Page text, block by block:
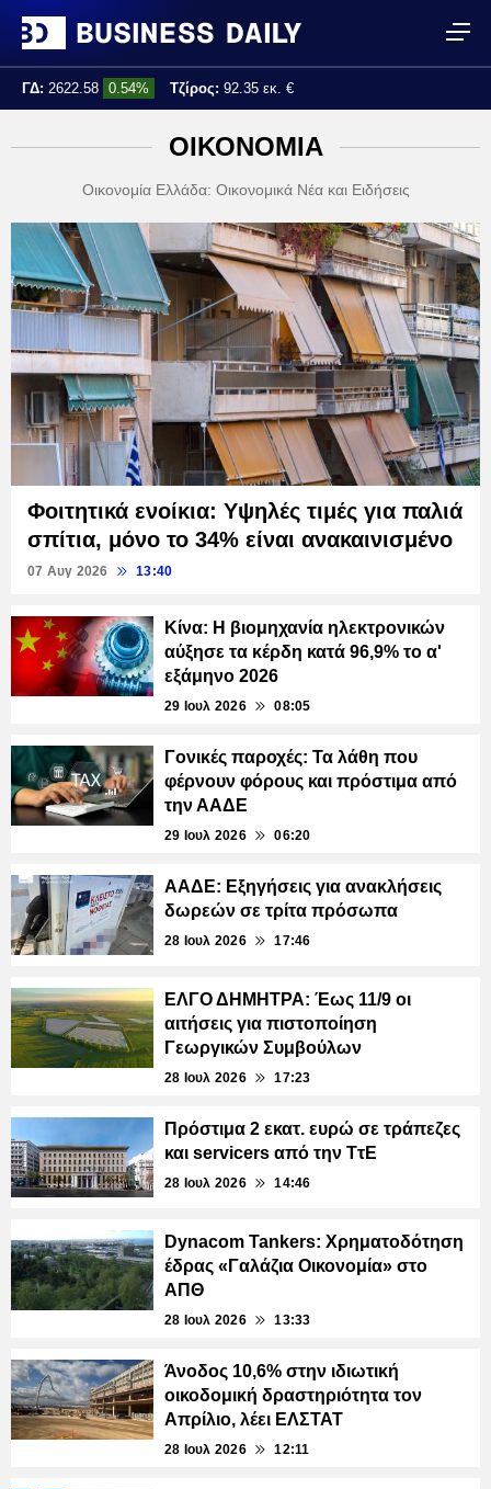
ΓΔ: 2622.58 0.54% Τζίρος: 92.35 εκ. €
ΟΙΚΟΝΟΜΙΑ
Οικονομία Ελλάδα: Οικονομικά Νέα και Ειδήσεις
Φοιτητικά ενοίκια: Υψηλές τιμές για παλιά
σπίτια, μόνο το 34% είναι ανακαινισμένο
07 Αυγ 2026 13:40
Κίνα: Η βιομηχανία ηλεκτρονικών
αύξησε τα κέρδη κατά 96,9% το α'
εξάμηνο 2026
29 Ιουλ 2026 08:05
Γονικές παροχές: Τα λάθη που
φέρνουν φόρους και πρόστιμα από
την ΑΑΔΕ
29 Ιουλ 2026 06:20
ΑΑΔΕ: Εξηγήσεις για ανακλήσεις
δωρεών σε τρίτα πρόσωπα
28 Ιουλ 2026 17:46
ΕΛΓΟ ΔΗΜΗΤΡΑ: Έως 11/9 οι
αιτήσεις για πιστοποίηση
Γεωργικών Συμβούλων
28 Ιουλ 2026 17:23
Πρόστιμα 2 εκατ. ευρώ σε τράπεζες
και servicers από την ΤτΕ
28 Ιουλ 2026 14:46
Dynacom Tankers: Χρηματοδότηση
έδρας «Γαλάζια Οικονομία» στο
ΑΠΘ
28 Ιουλ 2026 13:33
Άνοδος 10,6% στην ιδιωτική
οικοδομική δραστηριότητα τον
Απρίλιο, λέει ΕΛΣΤΑΤ
28 Ιουλ 2026 12:11